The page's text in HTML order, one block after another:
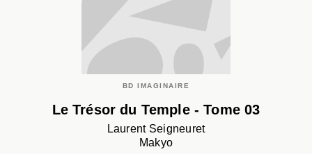
BD IMAGINAIRE
Le Trésor du Temple - Tome 03
Laurent Seigneuret
Makyo